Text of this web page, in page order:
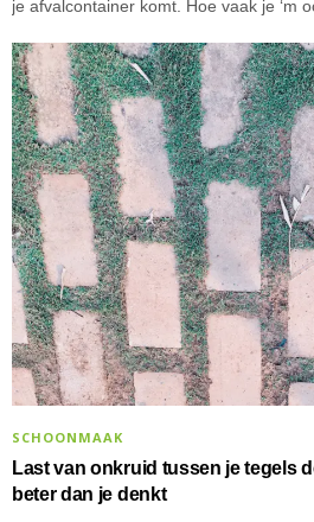
je afvalcontainer komt. Hoe vaak je ‘m
SCHOONMAAK
Last van onkruid tussen je tegels
beter dan je denkt